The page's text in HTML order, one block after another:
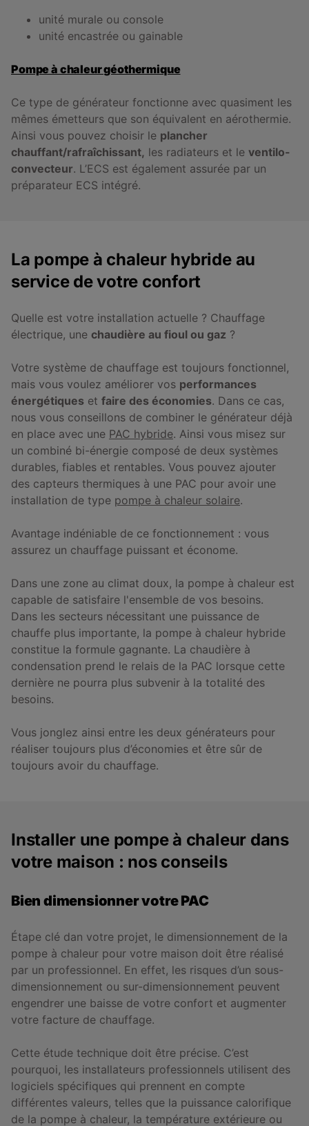
unité murale ou console
unité encastrée ou gainable
Pompe à chaleur géothermique
Ce type de générateur fonctionne avec quasiment les
mêmes émetteurs que son équivalent en aérothermie.
Ainsi vous pouvez choisir le plancher
chauffant/rafraîchissant, les radiateurs et le ventilo-
convecteur. L’ECS est également assurée par un
préparateur ECS intégré.
La pompe à chaleur hybride au
service de votre confort
Quelle est votre installation actuelle ? Chauffage
électrique, une chaudière au fioul ou gaz ?
Votre système de chauffage est toujours fonctionnel,
mais vous voulez améliorer vos performances
énergétiques et faire des économies. Dans ce cas,
nous vous conseillons de combiner le générateur déjà
en place avec une PAC hybride. Ainsi vous misez sur
un combiné bi-énergie composé de deux systèmes
durables, fiables et rentables. Vous pouvez ajouter
des capteurs thermiques à une PAC pour avoir une
installation de type pompe à chaleur solaire.
Avantage indéniable de ce fonctionnement : vous
assurez un chauffage puissant et économe.
Dans une zone au climat doux, la pompe à chaleur est
capable de satisfaire l'ensemble de vos besoins.
Dans les secteurs nécessitant une puissance de
chauffe plus importante, la pompe à chaleur hybride
constitue la formule gagnante. La chaudière à
condensation prend le relais de la PAC lorsque cette
dernière ne pourra plus subvenir à la totalité des
besoins.
Vous jonglez ainsi entre les deux générateurs pour
réaliser toujours plus d’économies et être sûr de
toujours avoir du chauffage.
Installer une pompe à chaleur dans
votre maison : nos conseils
Bien dimensionner votre PAC
Étape clé dan votre projet, le dimensionnement de la
pompe à chaleur pour votre maison doit être réalisé
par un professionnel. En effet, les risques d’un sous-
dimensionnement ou sur-dimensionnement peuvent
engendrer une baisse de votre confort et augmenter
votre facture de chauffage.
Cette étude technique doit être précise. C’est
pourquoi, les installateurs professionnels utilisent des
logiciels spécifiques qui prennent en compte
différentes valeurs, telles que la puissance calorifique
de la pompe à chaleur, la température extérieure ou